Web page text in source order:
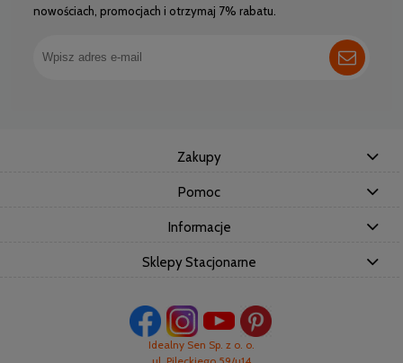
nowościach, promocjach i otrzymaj 7% rabatu.
Zakupy
Pomoc
Informacje
Sklepy Stacjonarne
Idealny Sen Sp. z o. o.